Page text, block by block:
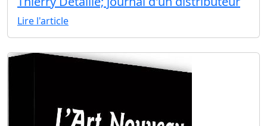
Lire l'article